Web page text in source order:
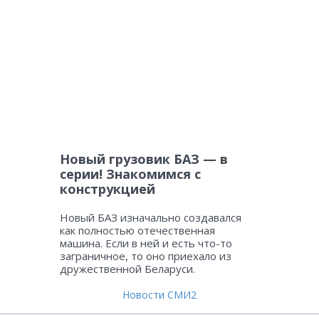
Новый грузовик БАЗ — в
серии! Знакомимся с
конструкцией
Новый БАЗ изначально создавался
как полностью отечественная
машина. Если в ней и есть что-то
заграничное, то оно приехало из
дружественной Беларуси.
Новости СМИ2